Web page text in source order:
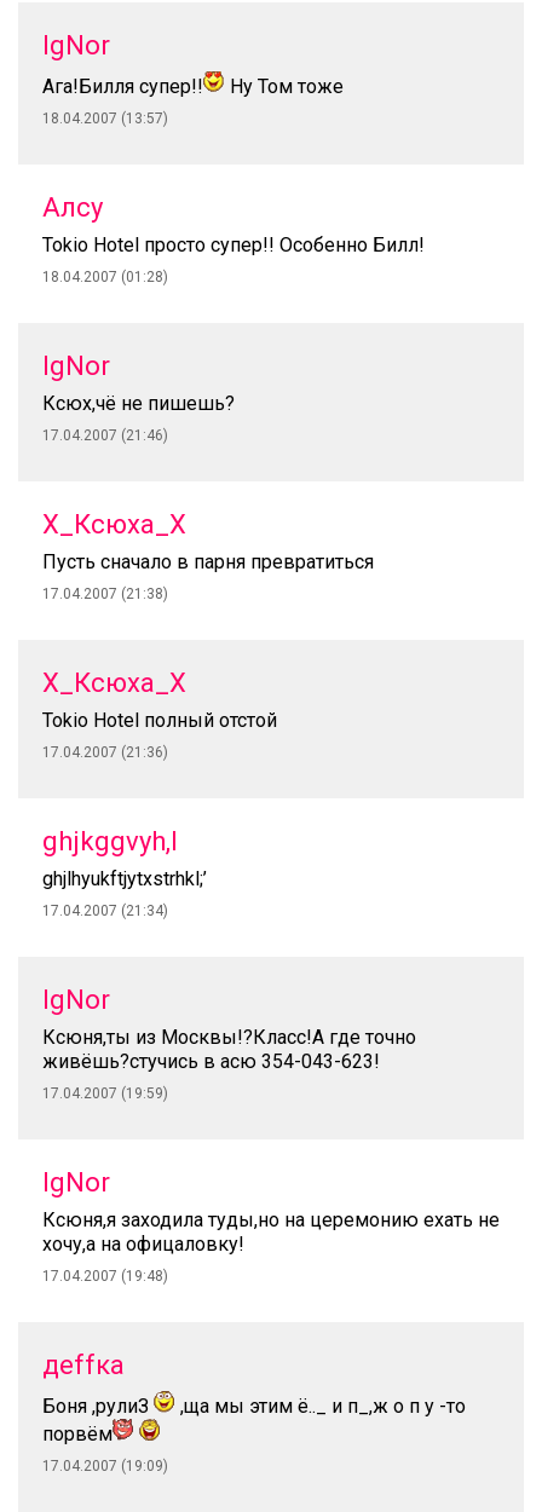
IgNor
Ага!Билля супер!! Ну Том тоже
18.04.2007 (13:57)
Алсу
Tokio Hotel просто супер!! Особенно Билл!
18.04.2007 (01:28)
IgNor
Ксюх,чё не пишешь?
17.04.2007 (21:46)
X_Ксюха_X
Пусть сначало в парня превратиться
17.04.2007 (21:38)
X_Ксюха_X
Tokio Hotel полный отстой
17.04.2007 (21:36)
ghjkggvyh,l
ghjlhyukftjytxstrhkl;’
17.04.2007 (21:34)
IgNor
Ксюня,ты из Москвы!?Класс!А где точно
живёшь?стучись в асю 354-043-623!
17.04.2007 (19:59)
IgNor
Ксюня,я заходила туды,но на церемонию ехать не
хочу,а на офицаловку!
17.04.2007 (19:48)
деffка
Боня ,рулиЗ
,ща мы этим ё.._ и п_,ж о п у -то
порвём
17.04.2007 (19:09)